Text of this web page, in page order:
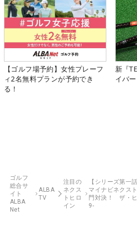
【ゴルフ場予約】女性プレーフ
ィ2名無料プランが予約でき
る！
新『
イバ
ゴルフ
総合サ
イト
ALBA
Net
ALBA
TV
注目の
ネクス
トヒロ
イン
【シリーズ第
マイナビネクス
門対決！ ザ・ヒ
9-